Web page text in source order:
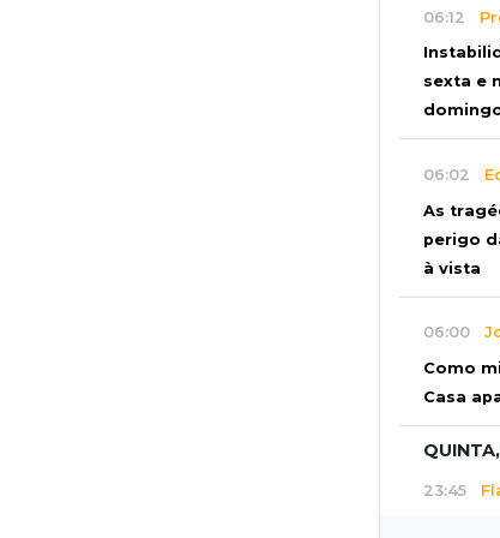
06:12
sexta e
06:02
As
perigo
à vista
06:00
Como
Casa
23:45